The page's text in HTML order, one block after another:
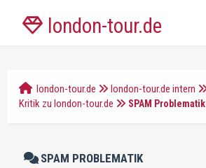
london-tour.de
london-tour.de london-tour.de intern
Kritik zu london-tour.de
SPAM Problematik
SPAM PROBLEMATIK